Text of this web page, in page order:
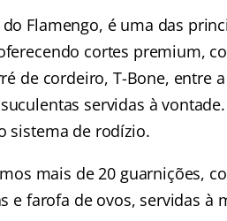
Flamengo, é uma das
cortes premium,
de cordeiro, T-Bone, entre
servidas à
sistema de rodízio.
mais de 20 guarnições,
e farofa de ovos, servidas à